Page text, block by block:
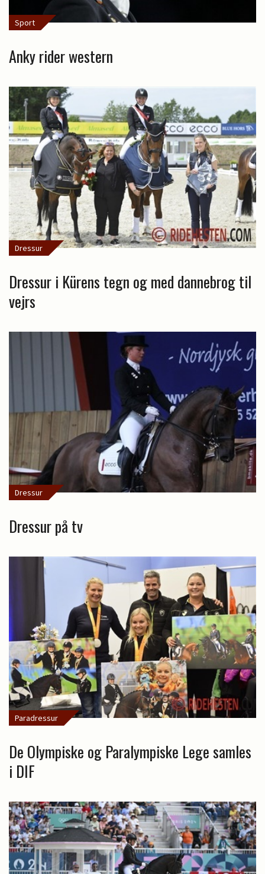
Sport
Anky rider western
Dressur
Dressur i Kürens tegn og med dannebrog til
vejrs
Dressur
Dressur på tv
Paradressur
De Olympiske og Paralympiske Lege samles
i DIF